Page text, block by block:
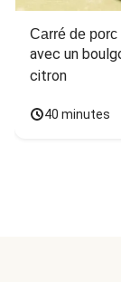
Carré de
avec un
citron
40 minutes